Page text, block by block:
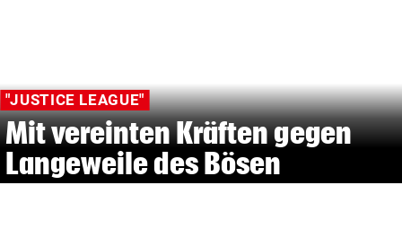
"JUSTICE LEAGUE"
Mit vereinten Kräften gegen
Langeweile des Bösen